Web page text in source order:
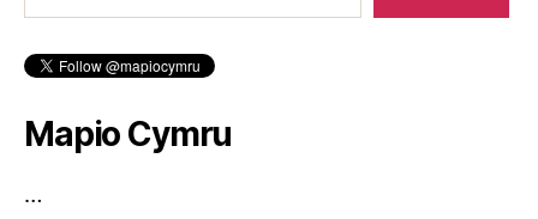
Mapio Cymru
…